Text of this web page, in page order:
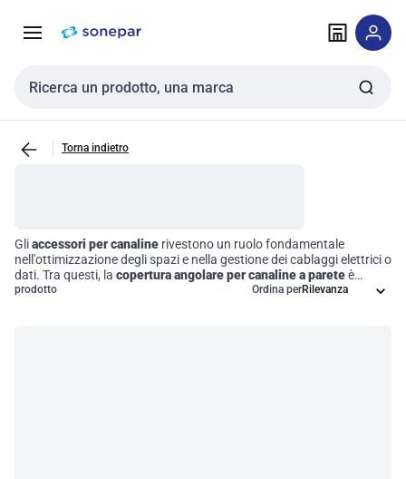
navigazione alla
Cerca input
Torna indietro
Gliaccessori per canaline rivestono un ruolo fondamentale
nell'ottimizzazione degli spazi e nella gestione dei cablaggi elettrici o
dati. Tra questi, la copertura angolare per canaline a pareteè
progettata per rifinire gli angoli delle canaline, garantendo un
prodotto Ordina per